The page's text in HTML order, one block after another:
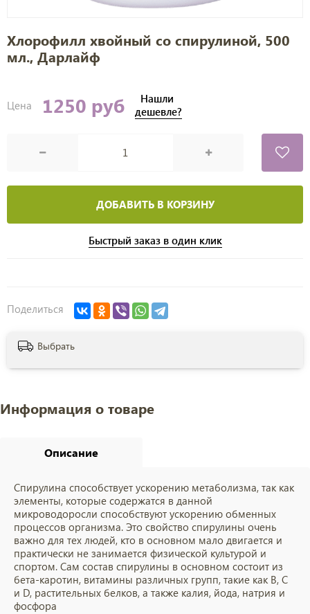
Хлорофилл хвойный со спирулиной, 500
мл., Дарлайф
Цена 1250 руб
Нашли
дешевле?
ДОБАВИТЬ В КОРЗИНУ
Быстрый заказ в один клик
Поделиться
Выбрать
Информация о товаре
Описание
Спирулина способствует ускорению метаболизма, так как
элементы, которые содержатся в данной
микроводоросли способствуют ускорению обменных
процессов организма. Это свойство спирулины очень
важно для тех людей, кто в основном мало двигается и
практически не занимается физической культурой и
спортом. Сам состав спирулины в основном состоит из
бета-каротин, витамины различных групп, такие как В, С
и D, растительных белков, а также калия, йода, натрия и
фосфора